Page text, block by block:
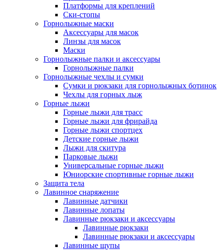
Платформы для креплений
Ски-стопы
Горнолыжные маски
Аксессуары для масок
Линзы для масок
Маски
Горнолыжные палки и аксессуары
Горнолыжные палки
Горнолыжные чехлы и сумки
Сумки и рюкзаки для горнолыжных ботинок
Чехлы для горных лыж
Горные лыжи
Горные лыжи для трасс
Горные лыжи для фрирайда
Горные лыжи спортцех
Детские горные лыжи
Лыжи для скитура
Парковые лыжи
Универсальные горные лыжи
Юниорские спортивные горные лыжи
Защита тела
Лавинное снаряжение
Лавинные датчики
Лавинные лопаты
Лавинные рюкзаки и аксессуары
Лавинные рюкзаки
Лавинные рюкзаки и аксессуары
Лавинные щупы